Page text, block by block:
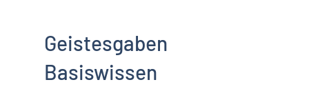
Geistesgaben
Basiswissen